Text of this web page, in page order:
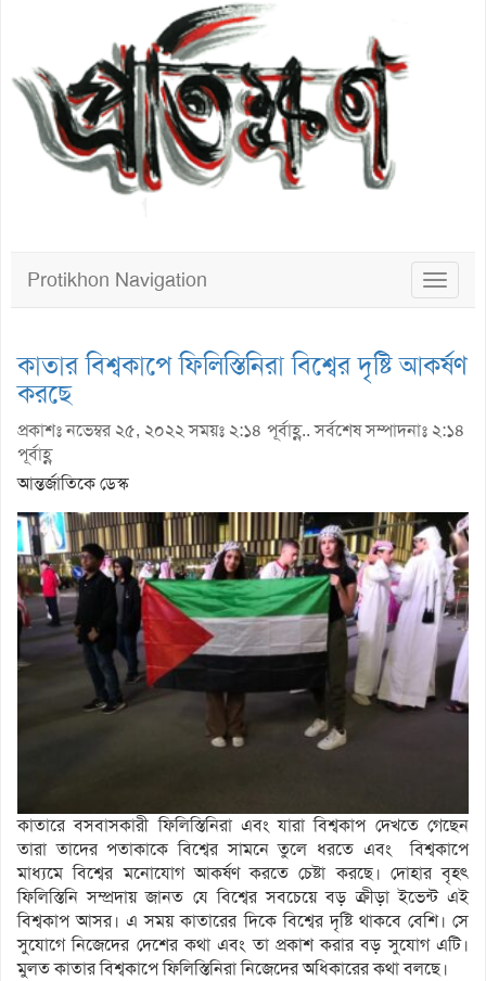
Toggle
Protikhon Navigation
কাতার বিশ্বকাপে ফিলিস্তিনিরা বিশ্বের ‍দৃষ্টি আকর্ষণ
করছে
প্রকাশঃ নভেম্বর ২৫, ২০২২ সময়ঃ ২:১৪ পূর্বাহ্ণ.. সর্বশেষ সম্পাদনাঃ ২:১৪
পূর্বাহ্ণ
আন্তর্জাতিকে ডেস্ক
কাতারে বসবাসকারী ফিলিস্তিনিরা এবং যারা বিশ্বকাপ দেখতে গেছেন
তারা তাদের পতাকাকে বিশ্বের সামনে ‍তুলে ধরতে এবং বিশ্বকাপে
মাধ্যমে বিশ্বের মনোযোগ আকর্ষণ করতে চেষ্টা করছে। দোহার বৃহৎ
ফিলিস্তিনি সম্প্রদায় জানত যে বিশ্বের সবচেয়ে বড় ক্রীড়া ইভেন্ট এই
বিশ্বকাপ আসর। এ সময় কাতারের দিকে বিশ্বের দৃষ্টি থাকবে বেশি। সে
সুযোগে নিজেদের দেশের কথা এবং তা প্রকাশ করার বড় সুযোগ এটি।
মুলত কাতার বিশ্বকাপে ফিলিস্তিনিরা নিজেদের অধিকারের কথা বলছে।